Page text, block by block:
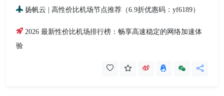
扬帆云 | 高性价比机场节点推荐（6.9折优惠码：yf6189）
2026 最新性价比机场排行榜：畅享高速稳定的网络加速体
验